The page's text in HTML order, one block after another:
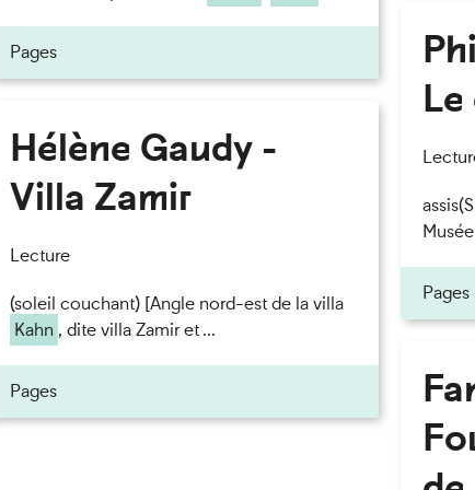
Pages
Hélène Gaudy -
Villa Zamir
Lecture
(soleil couchant) [Angle nord-est de la villa
Kahn , dite villa Zamir et ...
Pages
Pages
des cookies